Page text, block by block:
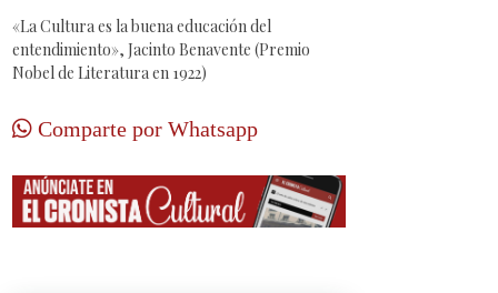
«La Cultura es la buena educación del
entendimiento», Jacinto Benavente (Premio
Nobel de Literatura en 1922)
Comparte por Whatsapp